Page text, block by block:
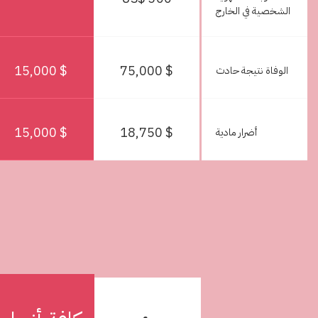
الشخصية في الخارج
الوفاة نتيجة حادث $ 75,000
$ 15,000
أضرار مادية $ 18,750
$ 15,000